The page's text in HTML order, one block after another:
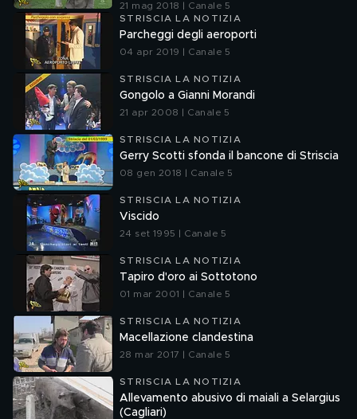
21 mag 2018 | Canale 5
STRISCIA LA NOTIZIA
Parcheggi degli aeroporti
04 apr 2019 | Canale 5
STRISCIA LA NOTIZIA
Gongolo a Gianni Morandi
21 apr 2008 | Canale 5
STRISCIA LA NOTIZIA
Gerry Scotti sfonda il bancone di Striscia
08 gen 2018 | Canale 5
STRISCIA LA NOTIZIA
Viscido
24 set 1995 | Canale 5
STRISCIA LA NOTIZIA
Tapiro d'oro ai Sottotono
01 mar 2001 | Canale 5
STRISCIA LA NOTIZIA
Macellazione clandestina
28 mar 2017 | Canale 5
STRISCIA LA NOTIZIA
Allevamento abusivo di maiali a Selargius
(Cagliari)